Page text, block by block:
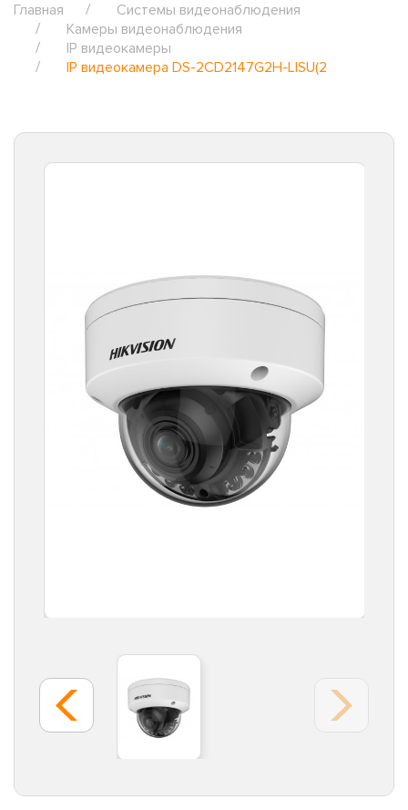
Главная
Системы видеонаблюдения
Камеры видеонаблюдения
IP видеокамеры
IP видеокамера DS-2CD2147G2H-LISU(2